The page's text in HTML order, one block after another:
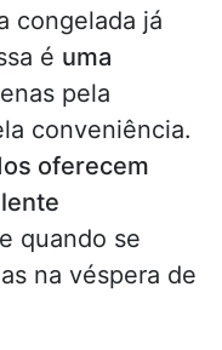
congelada já
é uma
pela
conveniência.
oferecem
quando se
na véspera de